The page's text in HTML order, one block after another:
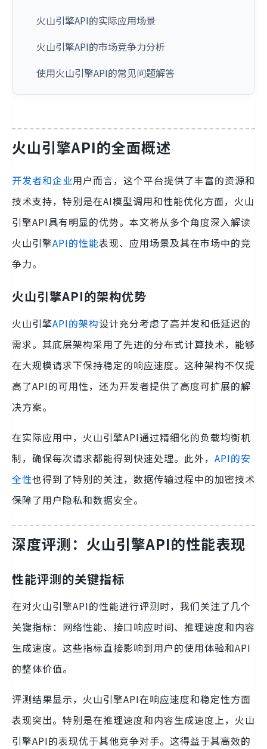
火山引擎API的实际应用场景
火山引擎API的市场竞争力分析
使用火山引擎API的常见问题解答
火山引擎API的全面概述
开发者和企业用户而言，这个平台提供了丰富的资源和
技术支持，特别是在AI模型调用和性能优化方面，火山
引擎API具有明显的优势。本文将从多个角度深入解读
火山引擎API的性能表现、应用场景及其在市场中的竞
争力。
火山引擎API的架构优势
火山引擎API的架构设计充分考虑了高并发和低延迟的
需求。其底层架构采用了先进的分布式计算技术，能够
在大规模请求下保持稳定的响应速度。这种架构不仅提
高了API的可用性，还为开发者提供了高度可扩展的解
决方案。
在实际应用中，火山引擎API通过精细化的负载均衡机
制，确保每次请求都能得到快速处理。此外， API的安
全性也得到了特别的关注，数据传输过程中的加密技术
保障了用户隐私和数据安全。
深度评测：火山引擎API的性能表现
性能评测的关键指标
在对火山引擎API的性能进行评测时，我们关注了几个
关键指标：网络性能、接口响应时间、推理速度和内容
生成速度。这些指标直接影响到用户的使用体验和API
的整体价值。
评测结果显示，火山引擎API在响应速度和稳定性方面
表现突出。特别是在推理速度和内容生成速度上，火山
引擎API的表现优于其他竞争对手。这得益于其高效的